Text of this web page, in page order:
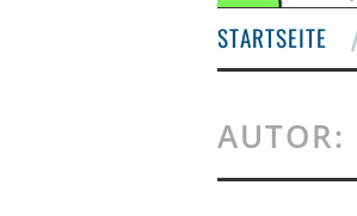
STARTSEITE
AUTOR: